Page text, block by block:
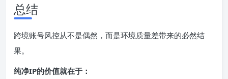
总结
跨境账号风控从不是偶然，而是环境质量差带来的必然结
果。
纯净IP的价值就在于：